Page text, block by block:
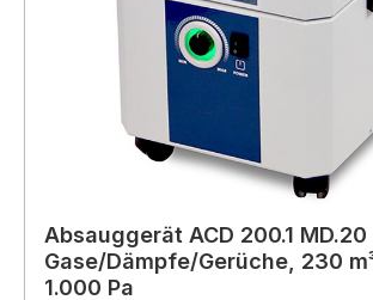
Absauggerät ACD 200.1
Gase/Dämpfe/Gerüche, 230
1.000 Pa